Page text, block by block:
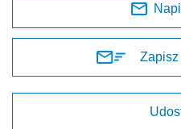
Zapisz